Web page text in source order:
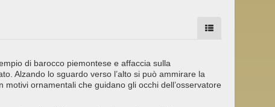
di barocco piemontese e affaccia sulla
Alzando lo sguardo verso l’alto si può ammirare la
ornamentali che guidano gli occhi dell’osservatore